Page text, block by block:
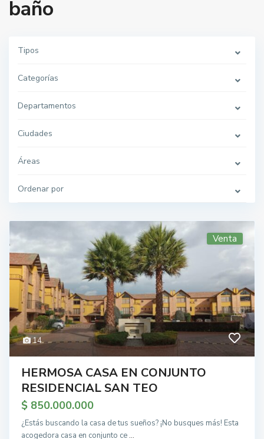
baño
Tipos
Categorías
Departamentos
Ciudades
Áreas
Ordenar por
14
Venta
HERMOSA CASA EN CONJUNTO
RESIDENCIAL SAN TEO
$ 850.000.000
¿Estás buscando la casa de tus sueños? ¡No busques más! Esta
acogedora casa en conjunto ce...